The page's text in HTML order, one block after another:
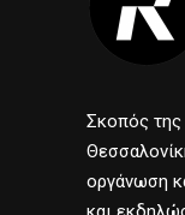
Σκοπός
οργάνωση